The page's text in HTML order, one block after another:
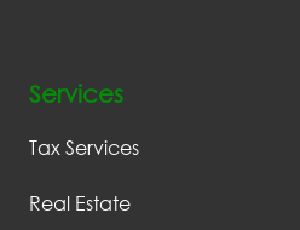
Services
Tax Services
Real Estate